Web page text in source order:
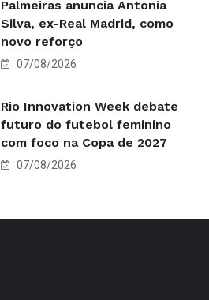
Palmeiras anuncia Antonia
Silva, ex-Real Madrid, como
novo reforço
07/08/2026
Rio Innovation Week debate
futuro do futebol feminino
com foco na Copa de 2027
07/08/2026